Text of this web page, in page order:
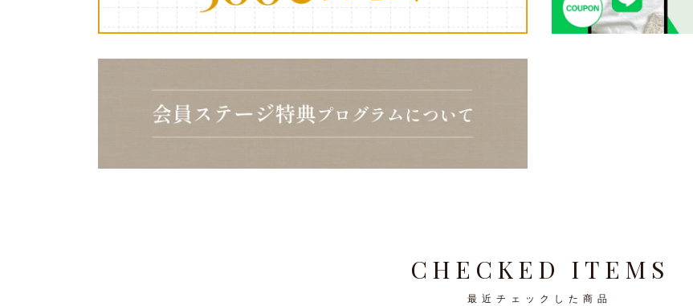
CHECKED ITEMS
最近チェックした商品